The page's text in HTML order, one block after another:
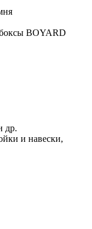
BOYARD
др.
и навески,